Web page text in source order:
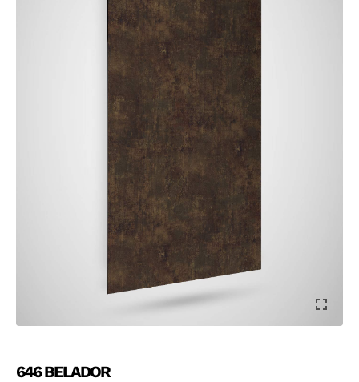
MEDIO AMBIENTE
646 BELADOR